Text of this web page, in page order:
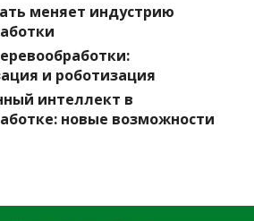
меняет индустрию
и роботизация
интеллект в
новые возможности